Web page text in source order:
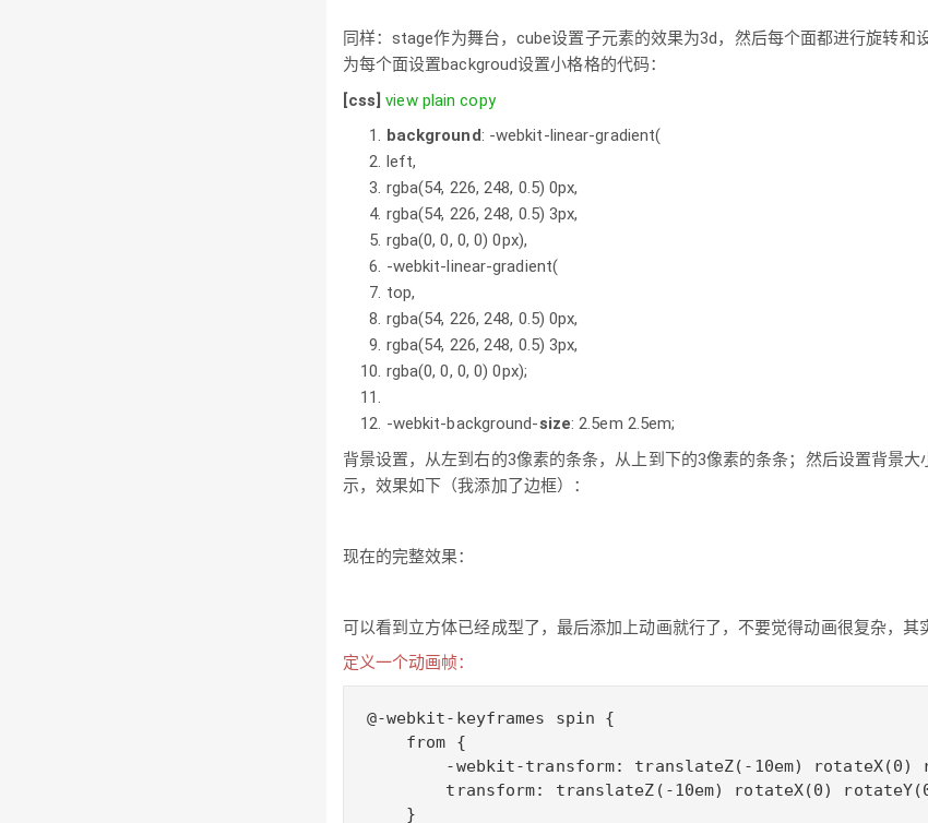
同样：stage作为舞台，cube设置子元素的效果为3d，然后每个面都进行旋转和
为每个面设置backgroud设置小格格的代码：
[css] view plain copy
background: -webkit-linear-gradient(
left,
rgba(54, 226,248, 0.5)0px,
rgba(54, 226,248, 0.5)3px,
rgba(0,0, 0,0)0px),
-webkit-linear-gradient(
top,
rgba(54, 226,248, 0.5)0px,
rgba(54, 226,248, 0.5)3px,
rgba(0,0, 0,0)0px);
-webkit-background-size:2.5em 2.5em;
背景设置，从左到右的3像素的条条，从上到下的3像素的条条；然后设置背景大
示，效果如下（我添加了边框）：
现在的完整效果：
可以看到立方体已经成型了，最后添加上动画就行了，不要觉得动画很复杂，其
定义一个动画帧：
@-webkit-keyframes spin {
    from {
-webkit-transform: translateZ(-10em) rotateX(0)
transform: translateZ(-10em) rotateX(0)
    }